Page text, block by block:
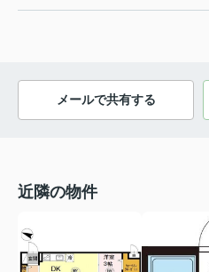
メールで共有する
近隣の物件